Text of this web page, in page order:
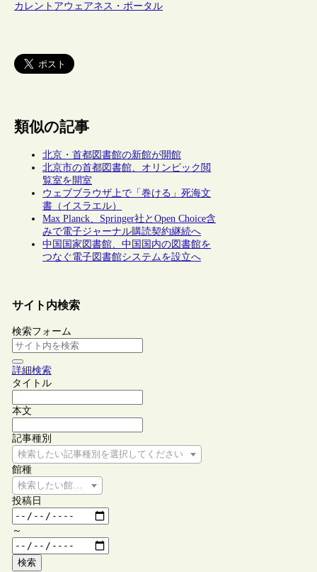
カレントアウェアネス・ポータル
類似の記事
北京・首都図書館の新館が開館
北京市の首都図書館、オリンピック閲
覧室を開室
ウェブブラウザ上で「巻ける」死海文
書（イスラエル）
Max Planck、Springer社とOpen Choice含
みで電子ジャーナル購読契約継続へ
中国国家図書館、中国国内の図書館を
つなぐ電子図書館システムを設立へ
サイト内検索
検索フォーム
詳細検索
タイトル
本文
記事種別
検索したい記事種別を選択してください
館種
検索したい館種を選択してください
投稿日
～
検索